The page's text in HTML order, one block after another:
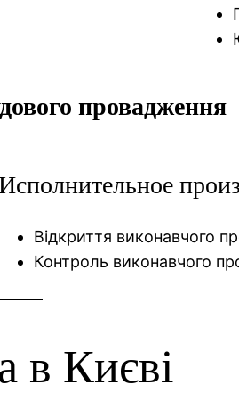
провадження
Відкриття виконавчого
Контроль виконавчого
в Києві